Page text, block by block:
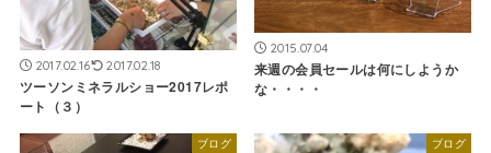
2017.02.16 2017.02.18
ツーソンミネラルショー2017レポ
ート（３）
2015.07.04
来週の会員セールは何にしようか
な・・・・
ブログ ブログ